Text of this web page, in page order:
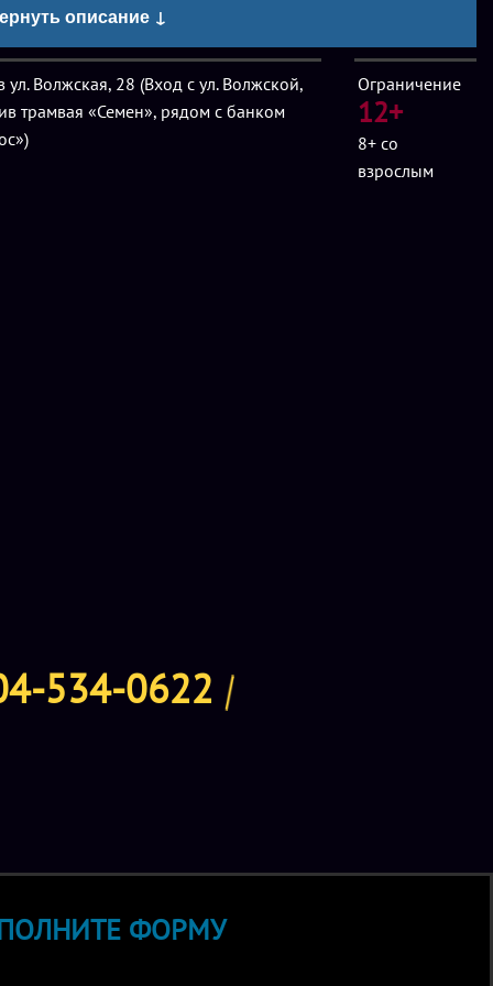
команды из 2-4 игроков.
рублей за компанию до 12 участников, дополнительный
(еду, безалкогольные напитки и торт можно приносить с
описание ↓
ул. Волжская, 28 (Вход с ул. Волжской,
трамвая «Семен», рядом с банком
Ограничение
12+
8+ со
взрослым
534-0622
ФОРМУ